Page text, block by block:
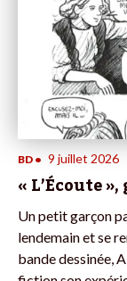
BD • 9 juillet 2026
« L’Écoute
Un petit garçon
lendemain et se
bande dessinée,